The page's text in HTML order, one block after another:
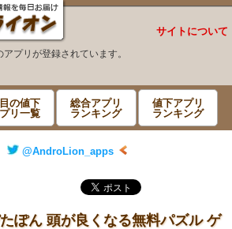
サイトについて
アプリが登録されています。
の値下
リ一覧
総合アプリ
ランキング
値下アプリ
ランキング
@AndroLion_apps
ぽん 頭が良くなる無料パズル ゲ